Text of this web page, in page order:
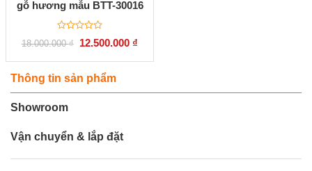
gỗ hương mẫu BTT-30016
Được
xếp
5
sao
18.000.000₫
Giá
gốc
là:
12.500.000 ₫
tại
Thông tin sản phẩm
Showroom
Vận chuyển & lắp đặt